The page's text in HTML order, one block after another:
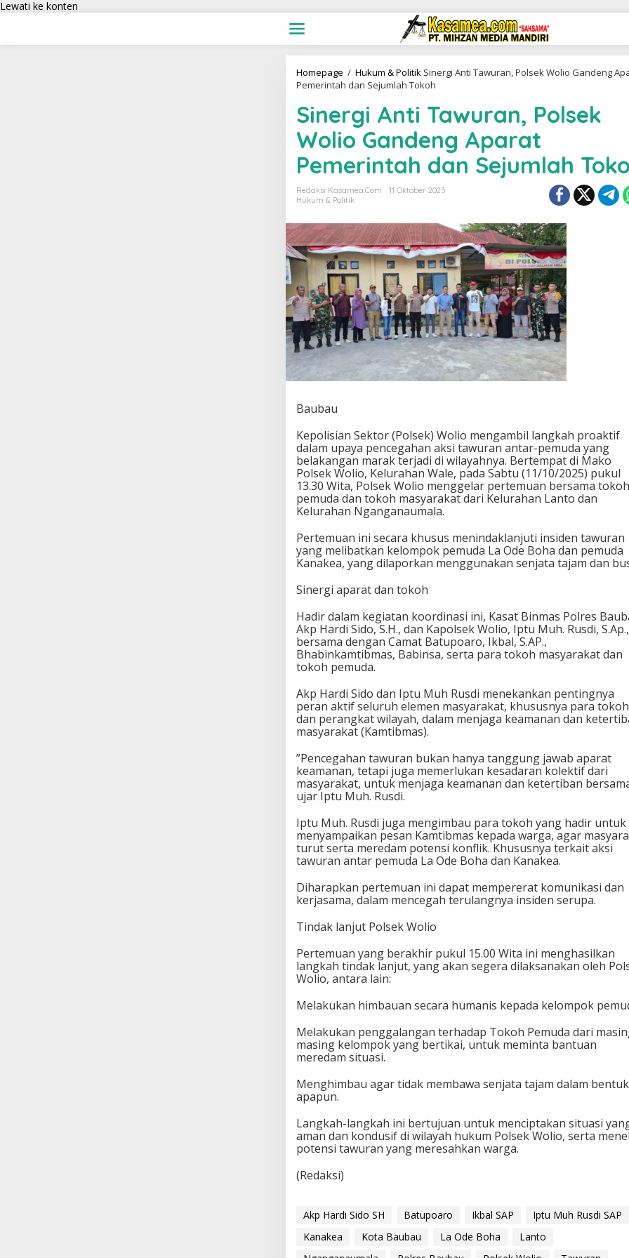
Lewati ke konten
Homepage / Hukum & Politik Sinergi Anti Tawuran, Polsek Wolio Gandeng
Pemerintah dan Sejumlah Tokoh
Sinergi Anti Tawuran, Polsek
Wolio Gandeng Aparat
Pemerintah dan Sejumlah
Redaksi Kasamea.com
11 Oktober 2025
Hukum & Politik
Baubau
Kepolisian Sektor (Polsek) Wolio mengambil langkah proaktif
dalam upaya pencegahan aksi tawuran antar-pemuda yang
belakangan marak terjadi di wilayahnya. Bertempat di Mako
Polsek Wolio, Kelurahan Wale, pada Sabtu (11/10/2025) pukul
13.30 Wita, Polsek Wolio menggelar pertemuan bersama tokoh
pemuda dan tokoh masyarakat dari Kelurahan Lanto dan
Kelurahan Nganganaumala.
​Pertemuan ini secara khusus menindaklanjuti insiden tawuran
yang melibatkan kelompok pemuda La Ode Boha dan pemuda
Kanakea, yang dilaporkan menggunakan senjata tajam dan
​Sinergi aparat dan tokoh
Hadir dalam kegiatan koordinasi ini, Kasat Binmas Polres
Akp Hardi Sido, S.H., dan Kapolsek Wolio, Iptu Muh. Rusdi, S.Ap.,
bersama dengan Camat Batupoaro, Ikbal, S.AP.,
Bhabinkamtibmas, Babinsa, serta para tokoh masyarakat dan
tokoh pemuda.
Akp Hardi Sido dan Iptu Muh Rusdi menekankan pentingnya
peran aktif seluruh elemen masyarakat, khususnya para tokoh
dan perangkat wilayah, dalam menjaga keamanan dan
masyarakat (Kamtibmas).
​”Pencegahan tawuran bukan hanya tanggung jawab aparat
keamanan, tetapi juga memerlukan kesadaran kolektif dari
masyarakat, untuk menjaga keamanan dan ketertiban
ujar Iptu Muh. Rusdi.
Iptu Muh. Rusdi juga mengimbau para tokoh yang hadir untuk
menyampaikan pesan Kamtibmas kepada warga, agar
turut serta meredam potensi konflik. Khususnya terkait aksi
tawuran antar pemuda La Ode Boha dan Kanakea.
Diharapkan pertemuan ini dapat mempererat komunikasi dan
kerjasama, dalam mencegah terulangnya insiden serupa.
Tindak lanjut Polsek Wolio
Pertemuan yang berakhir pukul 15.00 Wita ini menghasilkan
langkah tindak lanjut, yang akan segera dilaksanakan oleh
Wolio, antara lain:
Melakukan himbauan secara humanis kepada kelompok
Melakukan penggalangan terhadap Tokoh Pemuda dari
masing kelompok yang bertikai, untuk meminta bantuan
meredam situasi.
Menghimbau agar tidak membawa senjata tajam dalam bentuk
apapun.
Langkah-langkah ini bertujuan untuk menciptakan situasi
aman dan kondusif di wilayah hukum Polsek Wolio, serta
potensi tawuran yang meresahkan warga.
(Redaksi)
Akp Hardi Sido SH Batupoaro Ikbal SAP
Iptu Muh Rusdi SAP
Kanakea
Kota Baubau La Ode Boha
Lanto